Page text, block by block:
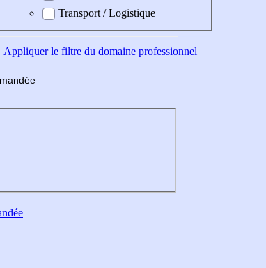
Transport / Logistique
Appliquerle filtre du domaine professionnel